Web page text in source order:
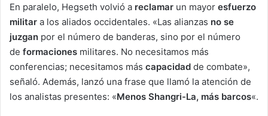
En paralelo, Hegseth volvió a reclamar un mayor esfuerzo
militar a los aliados occidentales. «Las alianzas no se
juzgan por el número de banderas, sino por el número
de formaciones militares. No necesitamos más
conferencias; necesitamos más capacidad de combate»,
señaló. Además, lanzó una frase que llamó la atención de
los analistas presentes: «Menos Shangri-La, más barcos«.